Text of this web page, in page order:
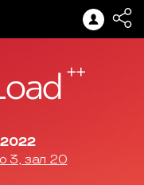
3, зал 20